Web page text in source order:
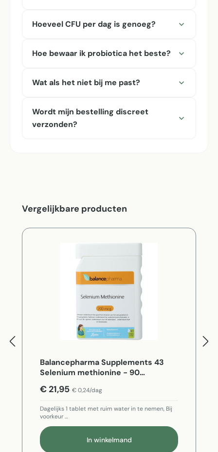
Hoeveel CFU per dag is genoeg?
Hoe bewaar ik probiotica het beste?
Wat als het niet bij me past?
Wordt mijn bestelling discreet
verzonden?
Productgalerij overslaan
Vergelijkbare producten
Balancepharma Supplements 43
Selenium methionine - 90
€ 21,95 € 0,24/dag
Dagelijks 1 tablet met ruim water in te nemen, Bij
voorkeur …
In winkelmand